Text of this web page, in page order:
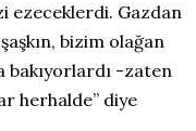
ezeceklerdi. Gazdan
bizim olağan
bakıyorlardı -zaten
herhalde” diye